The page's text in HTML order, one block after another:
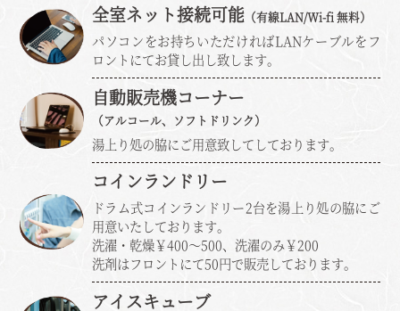
全室ネット接続可能 （有線LAN/Wi-fi 無料）
パソコンをお持ちいただければLANケーブルをフ
ロントにてお貸し出し致します。
自動販売機コーナー
（アルコール、ソフトドリンク）
湯上り処の脇にご用意致してしております。
コインランドリー
ドラム式コインランドリー2台を湯上り処の脇にご
用意いたしております。
洗濯・乾燥￥400～500、洗濯のみ￥200
洗剤はフロントにて50円で販売しております。
アイスキューブ